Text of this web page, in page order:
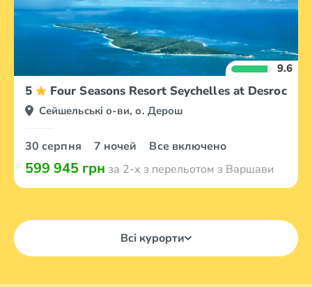
9.6
5 Four Seasons Resort Seychelles at Desroches
Сейшельські о-ви, о. Дерош
30 серпня 7 ночей Все включено
599 945 грн за 2-х з перельотом з Варшави
Всі курорти